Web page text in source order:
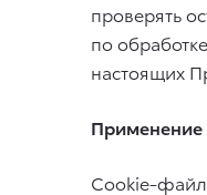
проверять
по
настоящих
Применение
Cookie-